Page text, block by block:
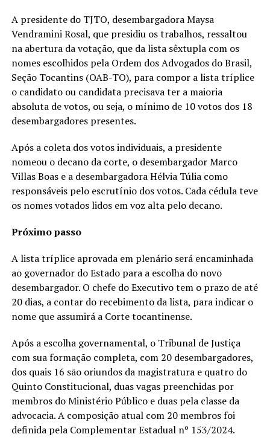
A presidente do TJTO, desembargadora Maysa
Vendramini Rosal, que presidiu os trabalhos, ressaltou
na abertura da votação, que da lista sêxtupla com os
nomes escolhidos pela Ordem dos Advogados do Brasil,
Seção Tocantins (OAB-TO), para compor a lista tríplice
o candidato ou candidata precisava ter a maioria
absoluta de votos, ou seja, o mínimo de 10 votos dos 18
desembargadores presentes.
Após a coleta dos votos individuais, a presidente
nomeou o decano da corte, o desembargador Marco
Villas Boas e a desembargadora Hélvia Túlia como
responsáveis pelo escrutínio dos votos. Cada cédula teve
os nomes votados lidos em voz alta pelo decano.
Próximo passo
A lista tríplice aprovada em plenário será encaminhada
ao governador do Estado para a escolha do novo
desembargador. O chefe do Executivo tem o prazo de até
20 dias, a contar do recebimento da lista, para indicar o
nome que assumirá a Corte tocantinense.
Após a escolha governamental, o Tribunal de Justiça
com sua formação completa, com 20 desembargadores,
dos quais 16 são oriundos da magistratura e quatro do
Quinto Constitucional, duas vagas preenchidas por
membros do Ministério Público e duas pela classe da
advocacia. A composição atual com 20 membros foi
definida pela Complementar Estadual nº 153/2024.